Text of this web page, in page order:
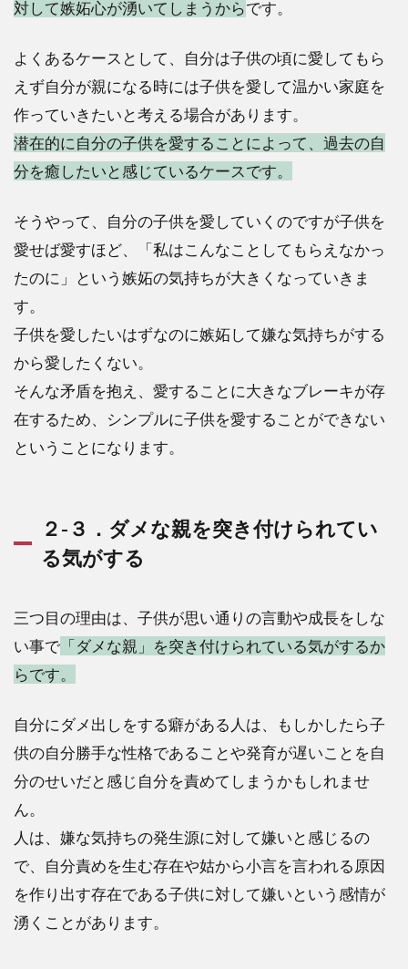
対して嫉妬心が湧いてしまうからです。
よくあるケースとして、自分は子供の頃に愛してもら
えず自分が親になる時には子供を愛して温かい家庭を
作っていきたいと考える場合があります。
潜在的に自分の子供を愛することによって、過去の自
分を癒したいと感じているケースです。
そうやって、自分の子供を愛していくのですが子供を
愛せば愛すほど、「私はこんなことしてもらえなかっ
たのに」という嫉妬の気持ちが大きくなっていきま
す。
子供を愛したいはずなのに嫉妬して嫌な気持ちがする
から愛したくない。
そんな矛盾を抱え、愛することに大きなブレーキが存
在するため、シンプルに子供を愛することができない
ということになります。
２-３．ダメな親を突き付けられてい
る気がする
三つ目の理由は、子供が思い通りの言動や成長をしな
い事で 「ダメな親」を突き付けられている気がするか
らです。
自分にダメ出しをする癖がある人は、もしかしたら子
供の自分勝手な性格であることや発育が遅いことを自
分のせいだと感じ自分を責めてしまうかもしれませ
ん。
人は、嫌な気持ちの発生源に対して嫌いと感じるの
で、自分責めを生む存在や姑から小言を言われる原因
を作り出す存在である子供に対して嫌いという感情が
湧くことがあります。